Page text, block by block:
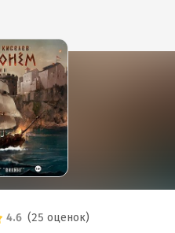
4.6 (25 оценок)